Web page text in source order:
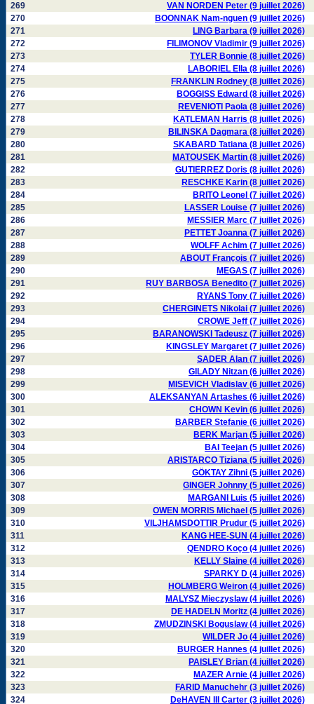
269
VAN NORDEN Peter (9 juillet 2026)
270
BOONNAK Nam-nguen (9 juillet 2026)
271
LING Barbara (9 juillet 2026)
272
FILIMONOV Vladimir (9 juillet 2026)
273
TYLER Bonnie (8 juillet 2026)
274
LABORIEL Ella (8 juillet 2026)
275
FRANKLIN Rodney (8 juillet 2026)
276
BOGGISS Edward (8 juillet 2026)
277
REVENIOTI Paola (8 juillet 2026)
278
KATLEMAN Harris (8 juillet 2026)
279
BILINSKA Dagmara (8 juillet 2026)
280
SKABARD Tatiana (8 juillet 2026)
281
MATOUSEK Martin (8 juillet 2026)
282
GUTIERREZ Doris (8 juillet 2026)
283
RESCHKE Karin (8 juillet 2026)
284
BRITO Leonel (7 juillet 2026)
285
LASSER Louise (7 juillet 2026)
286
MESSIER Marc (7 juillet 2026)
287
PETTET Joanna (7 juillet 2026)
288
WOLFF Achim (7 juillet 2026)
289
ABOUT François (7 juillet 2026)
290
MEGAS (7 juillet 2026)
291
RUY BARBOSA Benedito (7 juillet 2026)
292
RYANS Tony (7 juillet 2026)
293
CHERGINETS Nikolai (7 juillet 2026)
294
CROWE Jeff (7 juillet 2026)
295
BARANOWSKI Tadeusz (7 juillet 2026)
296
KINGSLEY Margaret (7 juillet 2026)
297
SADER Alan (7 juillet 2026)
298
GILADY Nitzan (6 juillet 2026)
299
MISEVICH Vladislav (6 juillet 2026)
300
ALEKSANYAN Artashes (6 juillet 2026)
301
CHOWN Kevin (6 juillet 2026)
302
BARBER Stefanie (6 juillet 2026)
303
BERK Marjan (5 juillet 2026)
304
BAI Teejan (5 juillet 2026)
305
ARISTARCO Tiziana (5 juillet 2026)
306
GÖKTAY Zihni (5 juillet 2026)
307
GINGER Johnny (5 juillet 2026)
308
MARGANI Luis (5 juillet 2026)
309
OWEN MORRIS Michael (5 juillet 2026)
310
VILJHAMSDOTTIR Prudur (5 juillet 2026)
311
KANG HEE-SUN (4 juillet 2026)
312
QENDRO Koço (4 juillet 2026)
313
KELLY Slaine (4 juillet 2026)
314
SPARKY D (4 juillet 2026)
315
HOLMBERG Weiron (4 juillet 2026)
316
MALYSZ Mieczyslaw (4 juillet 2026)
317
DE HADELN Moritz (4 juillet 2026)
318
ZMUDZINSKI Boguslaw (4 juillet 2026)
319
WILDER Jo (4 juillet 2026)
320
BURGER Hannes (4 juillet 2026)
321
PAISLEY Brian (4 juillet 2026)
322
MAZER Arnie (4 juillet 2026)
323
FARID Manuchehr (3 juillet 2026)
324
DeHAVEN III Carter (3 juillet 2026)